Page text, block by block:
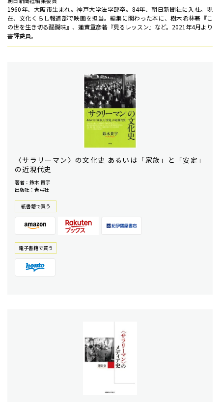
1960年、大阪市生まれ。神戸大学法学部卒。84年、朝日新聞社に入社。現
在、文化くらし報道部で映画を担当。編集に関わった本に、樹木希林著『こ
の世を生き切る醍醐味』、蓮實重彦著『見るレッスン』など。2021年4月より
書評委員。
〈サラリーマン〉の文化史 あるいは「家族」と「安定」
の近現代史
著者：鈴木 貴宇
出版社：青弓社
紙書籍で買う
電⼦書籍で買う